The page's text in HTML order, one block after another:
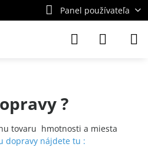
Panel používateľa
?
tovaru hmotnosti a miesta
dopravy nájdete tu :